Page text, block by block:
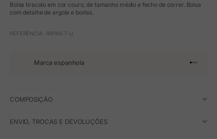
Bolsa tiracolo em cor couro, de tamanho médio e fecho de correr. Bolsa
com detalhe de argola e borlas.
REFERÊNCIA: 189168.T-U
Marca espanhola Ir para o
Ir para
Ir para
Ir para
COMPOSIÇÃO
ENVIO, TROCAS E DEVOLUÇÕES